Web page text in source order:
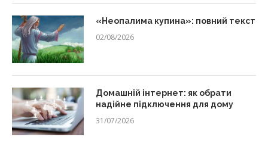
«Неопалима купина»: повний текст
02/08/2026
Домашній інтернет: як обрати
надійне підключення для дому
31/07/2026